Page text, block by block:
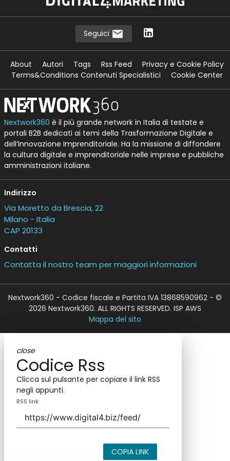
Seguici
About Autori Tags Rss Feed
Privacy e Cookie Policy
Terms&Conditions Contenuti Specialistici
Cookie Center
Nextwork360 è il più grande network in Italia di testate e
portali B2B dedicati ai temi della Trasformazione Digitale e
dell’Innovazione Imprenditoriale. Ha la missione di diffondere
la cultura digitale e imprenditoriale nelle imprese e pubbliche
amministrazioni italiane.
Indirizzo
Via Moretto da Brescia, 22
Milano - Italia
CAP 20133
Contatti
Contatta il nostro team per maggiori informazioni
Nextwork360 - Codice fiscale e Partita IVA 13868590962 - ©
2026 Nextwork360. ALL RIGHTS RESERVED. ISP AWS
Mappa del sito
close
Codice Rss
Clicca sul pulsante per copiare il link RSS
negli appunti.
RSS link
COPIA LINK